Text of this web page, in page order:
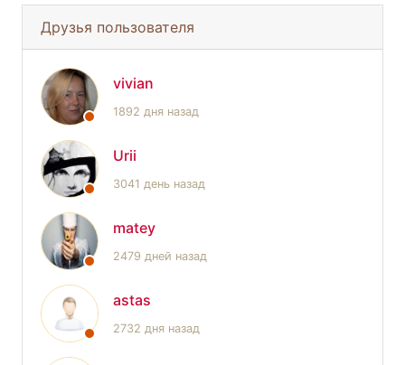
Друзья пользователя
vivian
1892 дня назад
Urii
3041 день назад
matey
2479 дней назад
astas
2732 дня назад